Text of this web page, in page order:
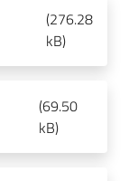
(276.28
kB)
(69.50
kB)